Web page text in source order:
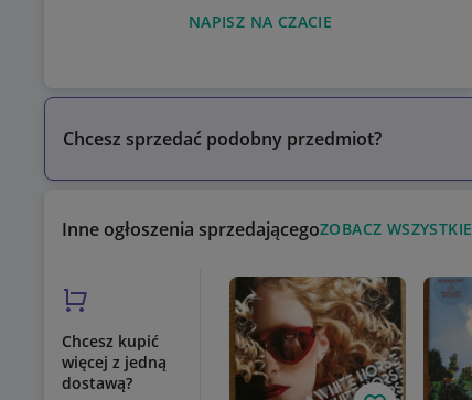
NAPISZ NA CZACIE
Inne ogłoszenia sprzedającegoZOBACZ WSZYSTKIE
Chcesz kupić
więcej z jedną
dostawą?
Chcesz sprzedać podobny przedmiot?